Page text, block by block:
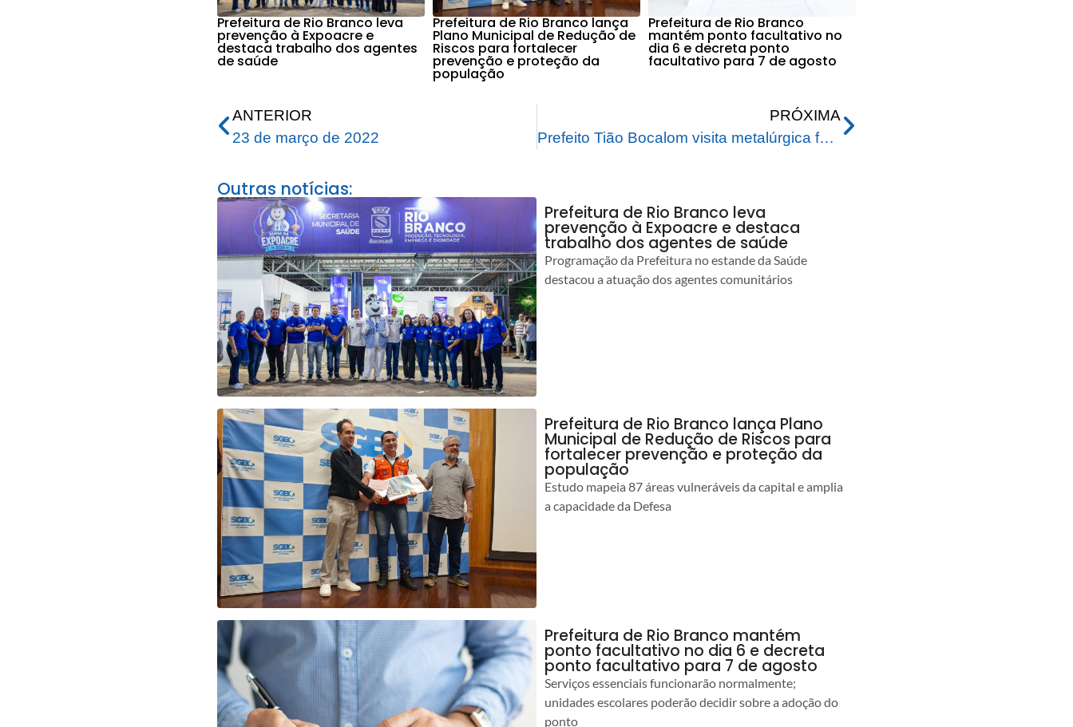
Prefeitura de Rio Branco leva
prevenção à Expoacre e
destaca trabalho dos agentes
de saúde
Prefeitura de Rio Branco lança
Plano Municipal de Redução de
Riscos para fortalecer
prevenção e proteção da
população
Prefeitura de Rio Branco
mantém ponto facultativo no
dia 6 e decreta ponto
facultativo para 7 de agosto
ANTERIOR
23 de março de 2022
PRÓXIMA
Prefeito Tião Bocalom visita metalúrgica fabricante de Equipamentos de Beneficiamento do amendoim na cidade de Tupã
Outras notícias:
Prefeitura de Rio Branco leva
prevenção à Expoacre e destaca
trabalho dos agentes de saúde
Programação da Prefeitura no estande da Saúde
destacou a atuação dos agentes comunitários
Prefeitura de Rio Branco lança Plano
Municipal de Redução de Riscos para
fortalecer prevenção e proteção da
população
Estudo mapeia 87 áreas vulneráveis da capital e amplia
a capacidade da Defesa
Prefeitura de Rio Branco mantém
ponto facultativo no dia 6 e decreta
ponto facultativo para 7 de agosto
Serviços essenciais funcionarão normalmente;
unidades escolares poderão decidir sobre a adoção do
ponto